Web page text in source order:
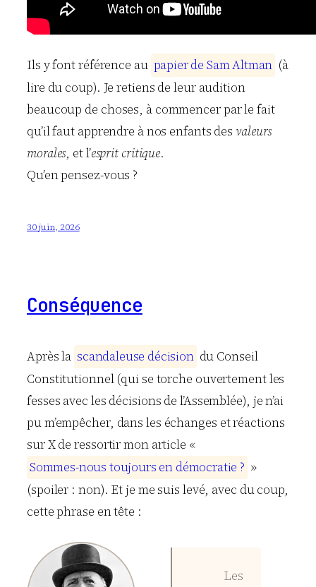
Ils y font référence au papierde SamAltman (à
lire du coup). Je retiens de leur audition
beaucoup de choses, à commencer par le fait
qu’il faut apprendre à nos enfants desvaleurs
morales, et l’esprit critique.
Qu’en pensez-vous ?
30 juin, 2026
Conséquence
Après la scandaleuse décision du Conseil
Constitutionnel (qui se torche ouvertement les
fesses avec les décisions de l’Assemblée), je n’ai
pu m’empêcher, dans les échanges et réactions
sur X de ressortir mon article «
Sommes-nous toujours en démocratie ? »
(spoiler : non). Et je me suis levé, avec du coup,
cette phrase en tête :
Les